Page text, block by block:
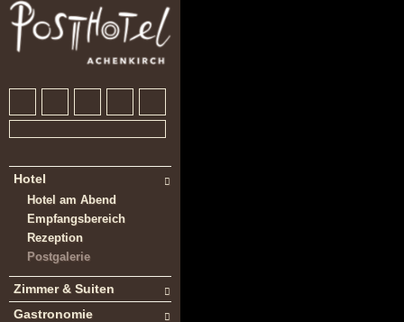
Hotel
Hotel am Abend
Empfangsbereich
Rezeption
Postgalerie
Zimmer & Suiten
Gastronomie